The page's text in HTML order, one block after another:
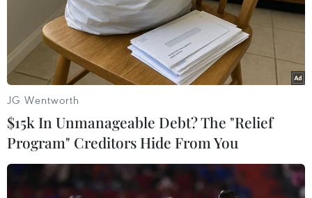
JG Wentworth
$15k In Unmanageable Debt? The "Relief
Program" Creditors Hide From You